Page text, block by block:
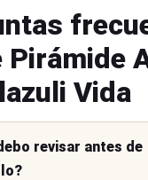
Pirámide
Vida
revisar antes de